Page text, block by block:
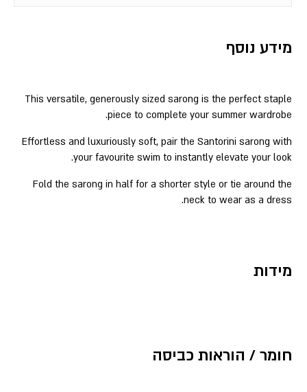
מידע נוסף
This versatile, generously sized sarong is the perfect staple
piece to complete your summer wardrobe.
Effortless and luxuriously soft, pair the Santorini sarong with
your favourite swim to instantly elevate your look.
Fold the sarong in half for a shorter style or tie around the
neck to wear as a dress.
מידות
חומר / הוראות כביסה